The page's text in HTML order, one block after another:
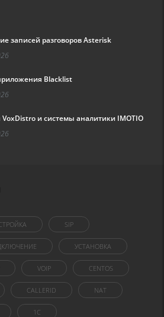
записей разговоров Asterisk
Blacklist
и системы аналитики IMOTIO
SIP
УСТАНОВКА
VOIP CENTOS
CALLERID NAT
1C